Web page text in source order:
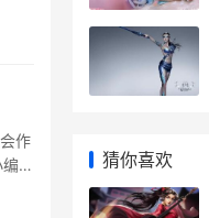
作
一
猜你喜欢